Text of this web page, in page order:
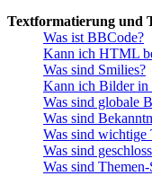
Textformatierung und
Was ist BBCode?
Kann ich HTML
Was sind Smilies?
Kann ich Bilder in
Was sind globale
Was sind
Was sind wichtige
Was sind
Was sind